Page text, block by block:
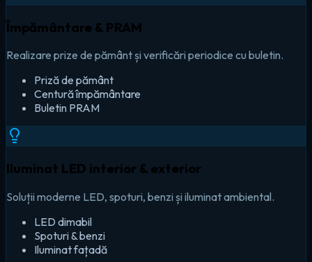
Împământare & PRAM
Realizare prize de pământ și verificări periodice cu buletin.
Priză de pământ
Centură împământare
Buletin PRAM
Iluminat LED interior & exterior
Soluții moderne LED, spoturi, benzi și iluminat ambiental.
LED dimabil
Spoturi & benzi
Iluminat fațadă